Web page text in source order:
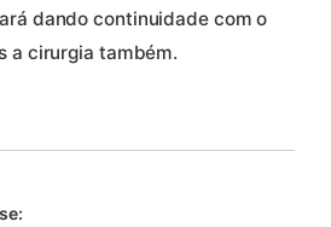
dando continuidade com o
a cirurgia também.